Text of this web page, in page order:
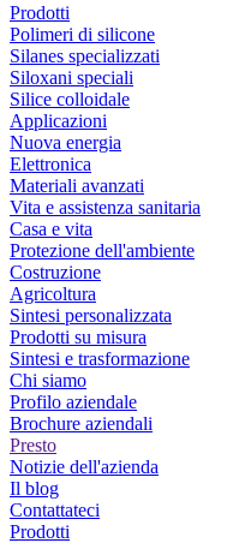
Prodotti
Polimeri di silicone
Silanes specializzati
Siloxani speciali
Silice colloidale
Applicazioni
Nuova energia
Elettronica
Materiali avanzati
Vita e assistenza sanitaria
Casa e vita
Protezione dell'ambiente
Costruzione
Agricoltura
Sintesi personalizzata
Prodotti su misura
Sintesi e trasformazione
Chi siamo
Profilo aziendale
Brochure aziendali
Presto
Notizie dell'azienda
Il blog
Contattateci
Prodotti